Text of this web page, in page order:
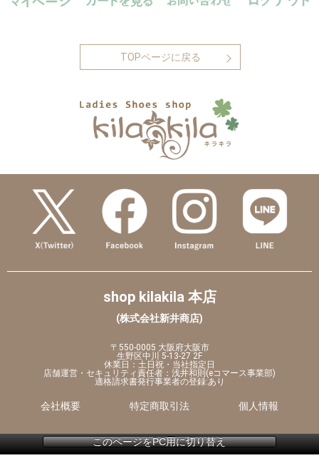
TOPページに戻る
shop kilakila 本店
(株式会社新井商店)
〒550-0005 大阪府大阪市
生野区中川 5-13-27 2F
休業日：土日祝・当社指定日
店舗運営・セキュリティ責任者：浅井和則(eコマース事業部)
適格請求書発行事業者の登録:あり
会社概要 特定商取引法 個人情報
このページをPC用に切り替え